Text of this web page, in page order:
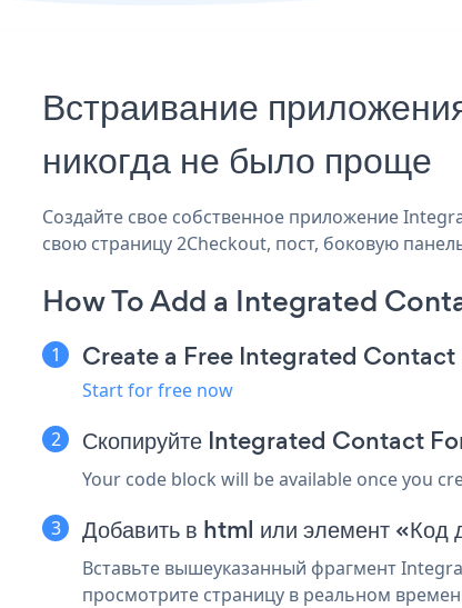
Встраивание
никогда не было проще
Создайте свое собственное приложение
свою страницу 2Checkout, пост, боковую
How To Add a Integrated
Create a Free Integrated
Start for free now
Скопируйте Integrated Contact
Your code block will be available once you
Добавить в html или элемент
Вставьте вышеуказанный фрагмент
просмотрите страницу в реальном